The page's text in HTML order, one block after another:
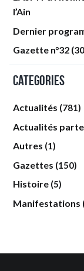
l’Ain
Dernier
Gazette n°32
Categories
Actualités (781)
Actualités
Autres (1)
Gazettes (150)
Histoire (5)
Manifestations